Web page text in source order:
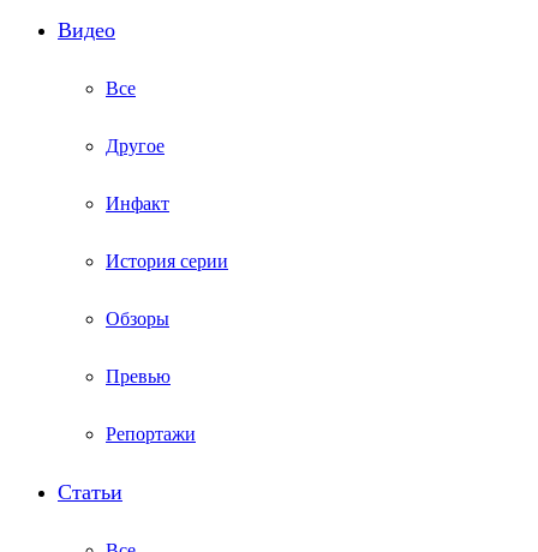
Видео
Все
Другое
Инфакт
История серии
Обзоры
Превью
Репортажи
Статьи